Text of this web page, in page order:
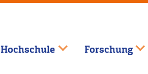
Hochschule Forschung